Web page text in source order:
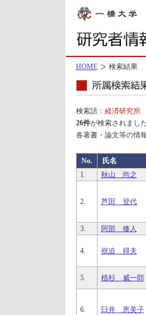
HOME 検索結果
検索語： 経済研究所
26件が検索されました
各著書・論文等の情
No. 氏名
1.
秋山 尚之
2. 芦田 登代
3. 阿部 修人
4. 祝迫 得夫
5. 植杉 威一郎
6. 臼井 恵美子